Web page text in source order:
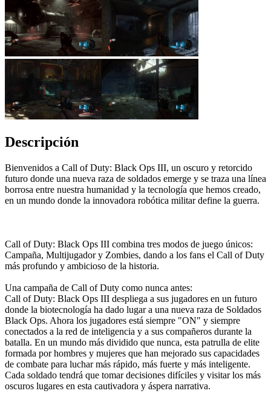
Descripción
Bienvenidos a Call of Duty: Black Ops III, un oscuro y retorcido
futuro donde una nueva raza de soldados emerge y se traza una línea
borrosa entre nuestra humanidad y la tecnología que hemos creado,
en un mundo donde la innovadora robótica militar define la guerra.
Call of Duty: Black Ops III combina tres modos de juego únicos:
Campaña, Multijugador y Zombies, dando a los fans el Call of Duty
más profundo y ambicioso de la historia.
Una campaña de Call of Duty como nunca antes:
Call of Duty: Black Ops III despliega a sus jugadores en un futuro
donde la biotecnología ha dado lugar a una nueva raza de Soldados
Black Ops. Ahora los jugadores está siempre "ON" y siempre
conectados a la red de inteligencia y a sus compañeros durante la
batalla. En un mundo más dividido que nunca, esta patrulla de elite
formada por hombres y mujeres que han mejorado sus capacidades
de combate para luchar más rápido, más fuerte y más inteligente.
Cada soldado tendrá que tomar decisiones difíciles y visitar los más
oscuros lugares en esta cautivadora y áspera narrativa.